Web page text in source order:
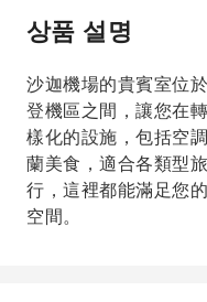
상품 설명
沙迦機場的貴賓室位
登機區之間，讓您在
樣化的設施，包括空
蘭美食，適合各類型
行，這裡都能滿足您
空間。